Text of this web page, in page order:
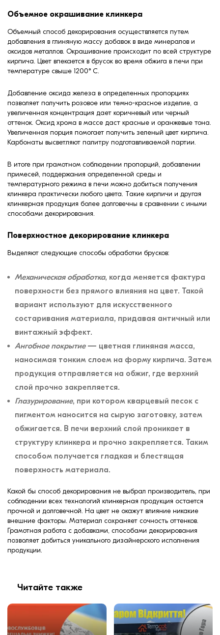
Объемное окрашивание клинкера
Объемный способ декорирования осуществляется путем
добавления в глиняную массу добавок в виде минералов и
оксидов металлов. Окрашивание происходит по всей структуре
кирпича. Цвет впекается в брусок во время обжига в печи при
температуре свыше 1200° С.
Добавление оксида железа в определенных пропорциях
позволяет получить розовое или темно-красное изделие, а
увеличенная концентрация дает коричневый или черный
оттенок. Оксид хрома в массе даст красные и оранжевые тона.
Увеличенная порция помогает получить зеленый цвет кирпича.
Карбонаты высветляют палитру подготавливаемой партии.
В итоге при грамотном соблюдении пропорций, добавлении
примесей, поддержания определенной среды и
температурного режима в печи можно добиться получения
клинкера практически любого цвета. Такие кирпичи и другая
клинкерная продукция более долговечны в сравнении с иными
способами декорирования.
Поверхностное декорирование клинкера
Выделяют следующие способы обработки брусков:
Механическая обработка, когда меняется фактура
поверхности без прямого влияния на цвет. Такой
вариант используют для искусственного
состаривания материала, придавая античный или
винтажный эффект.
Ангобное покрытие— цветная глиняная масса,
наносимая тонким слоем на форму кирпича. Затем
продукция отправляется на обжиг, где верхний
слой прочно закрепляется.
Глазурирование, при котором кварцевый песок с
пигментом наносится на сырую заготовку, затем
обжигается. В печи верхний слой проникает в
структуру клинкера и прочно закрепляется. Таким
способом получается гладкая и блестящая
поверхность материала.
Какой бы способ декорирования не выбрал производитель, при
соблюдении всех технологий клинкерная продукция остается
прочной и долговечной. На цвет не окажут влияние никакие
внешние факторы. Материал сохраняет сочность оттенков.
Грамотная работа с добавками, способами декорирования
позволяет добиться уникального дизайнерского исполнения
продукции.
Читайте также